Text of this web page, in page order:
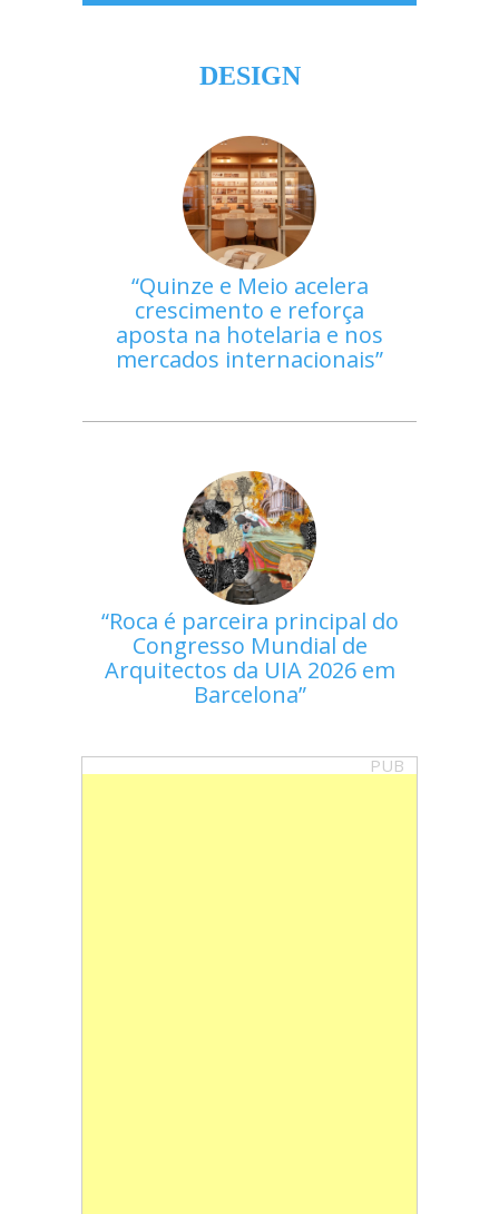
DESIGN
Quinze e Meio acelera
crescimento e reforça
aposta na hotelaria e nos
mercados internacionais
Roca é parceira principal do
Congresso Mundial de
Arquitectos da UIA 2026 em
Barcelona
PUB